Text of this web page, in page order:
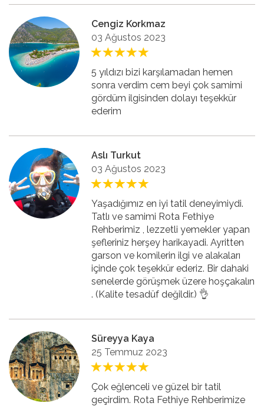
Cengiz Korkmaz
03 Ağustos 2023
5 yıldızı bizi karşılamadan hemen
sonra verdim cem beyi çok samimi
gördüm ilgisinden dolayı teşekkür
ederim
Aslı Turkut
03 Ağustos 2023
Yaşadığımız en iyi tatil deneyimiydi.
Tatlı ve samimi Rota Fethiye
Rehberimiz , lezzetli yemekler yapan
şefleriniz herşey harikayadi. Ayritten
garson ve komilerin ilgi ve alakaları
içinde çok teşekkür ederiz. Bir dahaki
senelerde görüşmek üzere hoşçakalın
. (Kalite tesadüf değildir.) 👌
Süreyya Kaya
25 Temmuz 2023
Çok eğlenceli ve güzel bir tatil
geçirdim. Rota Fethiye Rehberimize